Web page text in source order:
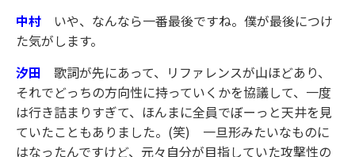
中村 いや、なんなら一番最後ですね。僕が最後につけ
た気がします。
汐田 歌詞が先にあって、リファレンスが山ほどあり、
それでどっちの方向性に持っていくかを協議して、一度
は行き詰まりすぎて、ほんまに全員でぼーっと天井を見
ていたこともありました。(笑) 一旦形みたいなものに
はなったんですけど、元々自分が目指していた攻撃性の